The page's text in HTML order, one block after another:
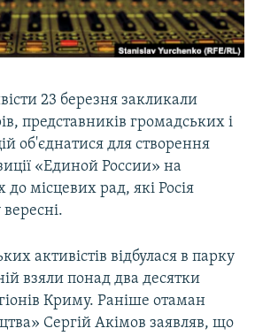
23 березня закликали
представників громадських і
об'єднатися для створення
«Единой России» на
місцевих рад, які Росія
активістів відбулася в парку
взяли понад два десятки
Криму. Раніше отаман
Сергій Акімов заявляв, що